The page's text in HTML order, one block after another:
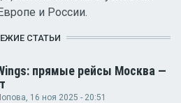
и России.
СТАТЬИ
прямые рейсы Москва —
, 16 ноя 2025 - 20:51